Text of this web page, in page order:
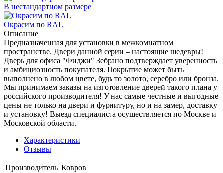
В нестандартном размере
Окрасим по RAL
Описание
Предназначенная для установки в межкомнатном
пространстве. Двери данной серии – настоящие шедевры!
Дверь для офиса "Фиджи" Зебрано подтверждает уверенность
и амбициозность покупателя. Покрытие может быть
выполнено в любом цвете, будь то золото, серебро или бронза.
Мы принимаем заказы на изготовление дверей такого плана у
российского производителя! У нас самые честные и выгодные
цены не только на двери и фурнитуру, но и на замер, доставку
и установку! Выезд специалиста осуществляется по Москве и
Московской области.
Характеристики
Отзывы
Производитель Ковров